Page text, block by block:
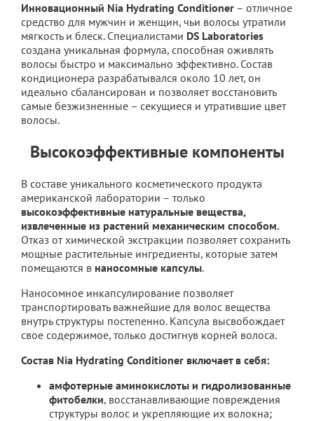
Инновационный Nia Hydrating Conditioner – отличное
средство для мужчин и женщин, чьи волосы утратили
мягкость и блеск. Специалистами DS Laboratories
создана уникальная формула, способная оживлять
волосы быстро и максимально эффективно. Состав
кондиционера разрабатывался около 10 лет, он
идеально сбалансирован и позволяет восстановить
самые безжизненные – секущиеся и утратившие цвет
волосы.
Высокоэффективные компоненты
В составе уникального косметического продукта
американской лаборатории – только
высокоэффективные натуральные вещества,
извлеченные из растений механическим способом.
Отказ от химической экстракции позволяет сохранить
мощные растительные ингредиенты, которые затем
помещаются в наносомные капсулы.
Наносомное инкапсулирование позволяет
транспортировать важнейшие для волос вещества
внутрь структуры постепенно. Капсула высвобождает
свое содержимое, только достигнув корней волоса.
Состав Nia Hydrating Conditioner включает в себя:
амфотерные аминокислоты и гидролизованные
фитобелки, восстанавливающие повреждения
структуры волос и укрепляющие их волокна;